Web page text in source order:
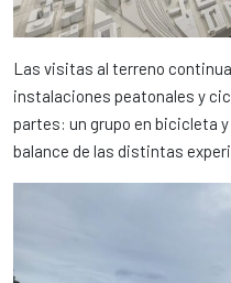
Las visitas al terreno
instalaciones peatonales y
partes: un grupo en bicicleta
balance de las distintas